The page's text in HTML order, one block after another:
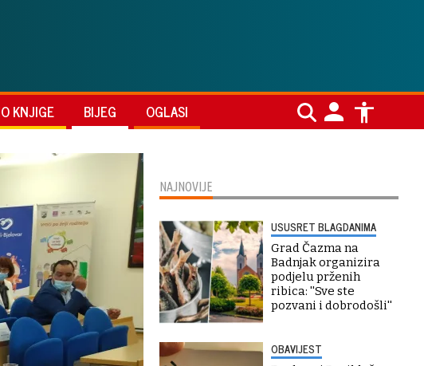
KNJIGE BIJEG OGLASI
NAJNOVIJE
USUSRET BLAGDANIMA
Grad Čazma na
Badnjak organizira
podjelu prženih
ribica: ''Sve ste
pozvani i dobrodošli''
OBAVIJEST